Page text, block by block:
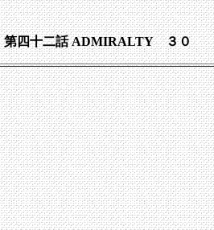
第四十二話 ADMIRALTY ３０